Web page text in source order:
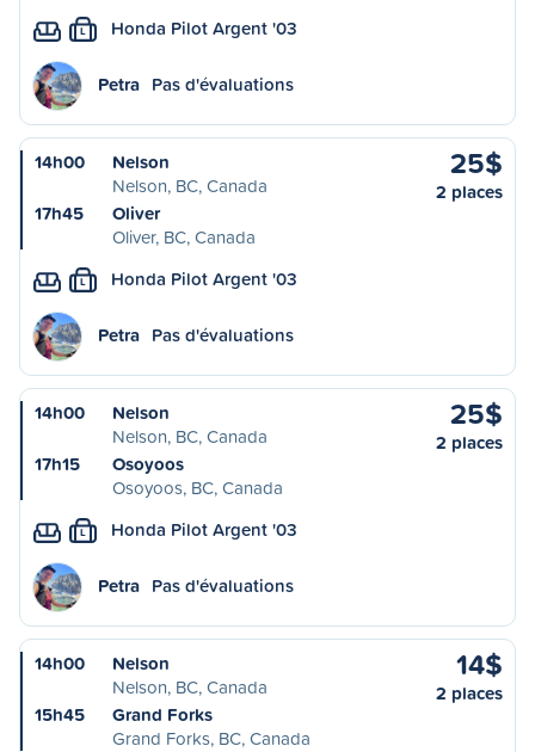
L Honda Pilot Argent '03
Petra Pas d'évaluations
14h00
Nelson
Nelson, BC, Canada
17h45
Oliver
Oliver, BC, Canada
25$
2 places
L Honda Pilot Argent '03
Petra Pas d'évaluations
14h00
Nelson
Nelson, BC, Canada
17h15
Osoyoos
Osoyoos, BC, Canada
25$
2 places
L Honda Pilot Argent '03
Petra Pas d'évaluations
14h00
Nelson
Nelson, BC, Canada
15h45
Grand Forks
Grand Forks, BC, Canada
14$
2 places